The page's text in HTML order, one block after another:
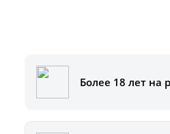
Более 18 лет на